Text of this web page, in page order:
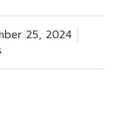
25, 2024